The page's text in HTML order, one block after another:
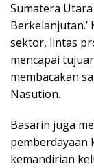
Sumatera
sektor, lintas
mencapai
membacakan
Nasution.
Basarin juga
pemberdayaan
kemandirian